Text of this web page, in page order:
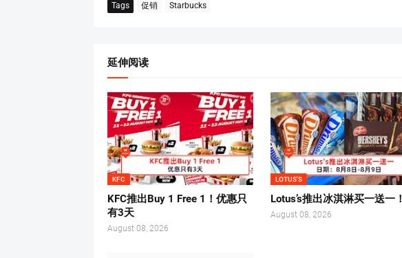
Tags 促销 Starbucks
延伸阅读
KFC
KFC推出Buy 1 Free 1！优惠只
有3天
August 08, 2026
LOTUS'S
Lotus’s推出冰淇淋买一送一！
August 08, 2026